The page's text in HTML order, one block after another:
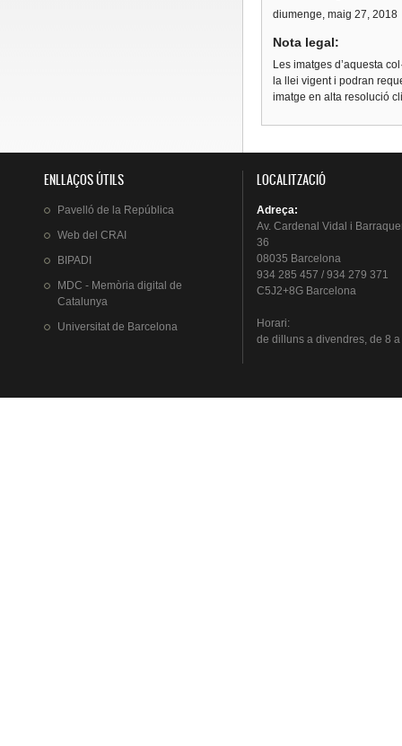
diumenge, maig 27, 2018
Nota legal:
Les imatges d’aquesta
la llei vigent i podran
imatge en alta resolució
ENLLAÇOS ÚTILS
Pavelló de la República
Web del CRAI
BIPADI
MDC - Memòria digital de
Catalunya
Universitat de Barcelona
LOCALITZACIÓ
Adreça:
Av. Cardenal Vidal i
36
08035 Barcelona
934 285 457 / 934 279 371
C5J2+8G Barcelona
Horari:
de dillunsa divendres, de 8